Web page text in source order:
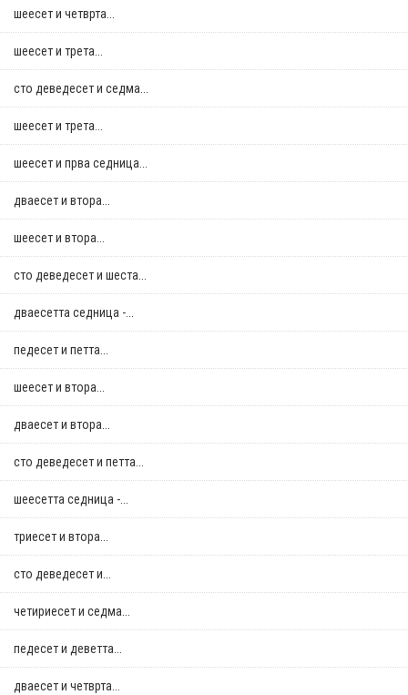
шеесет и четврта...
шеесет и трета...
сто деведесет и седма...
шеесет и трета...
шеесет и прва седница...
дваесет и втора...
шеесет и втора...
сто деведесет и шеста...
дваесетта седница -...
педесет и петта...
шеесет и втора...
дваесет и втора...
сто деведесет и петта...
шеесетта седница -...
триесет и втора...
сто деведесет и...
четириесет и седма...
педесет и деветта...
дваесет и четврта...